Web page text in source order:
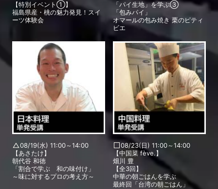
【特別イベント①】
福島県産・桃の魅力発見！スイ
ーツ体験会
「パイ生地」を学ぶ③
「包みパイ」
オマールの包み焼き 栗のピティ
ビエ
08/19(水) 11:00～14:00
【あさたけ】
朝代谷 和徳
「割合で学ぶ 和の味付け」
～味に対するプロの考え方～
08/23(日) 11:00～14:00
【中国菜 fève.】
畑川 豊
【全3回】
中華の朝ごはんを学ぶ
最終回「台湾の朝ごはん」